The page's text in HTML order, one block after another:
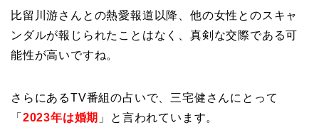
比留川游さんとの熱愛報道以降、他の女性とのスキャ
ンダルが報じられたことはなく、真剣な交際である可
能性が高いですね。
さらにあるTV番組の占いで、三宅健さんにとって
「 2023年は婚期 」と言われています。